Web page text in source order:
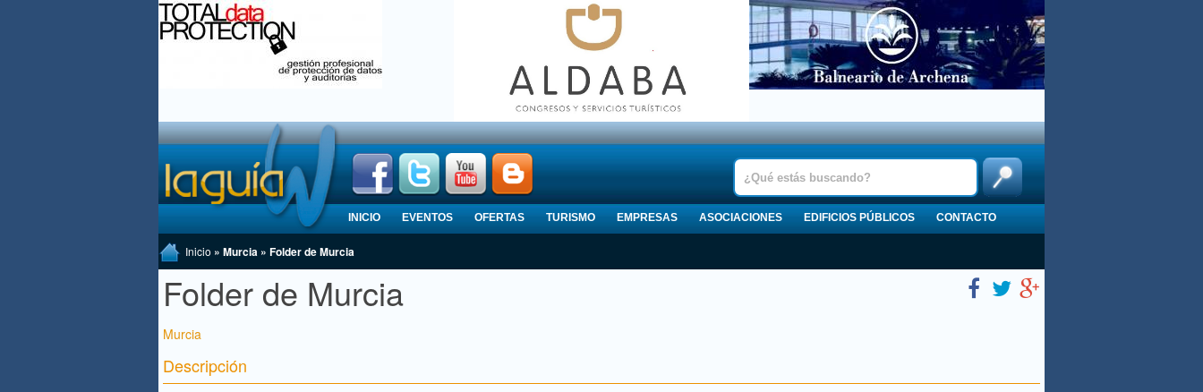
INICIO EVENTOS OFERTAS TURISMO EMPRESAS ASOCIACIONES EDIFICIOS PÚBLICOS CONTACTO
Inicio » Murcia » Folder de Murcia
Folder de Murcia
Murcia
Descripción